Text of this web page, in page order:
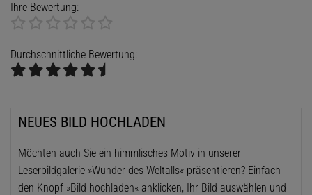
Ihre Bewertung:
Durchschnittliche Bewertung:
NEUES BILD HOCHLADEN
Möchten auch Sie ein himmlisches Motiv in unserer
Leserbildgalerie »Wunder des Weltalls« präsentieren? Einfach
den Knopf »Bild hochladen« anklicken, Ihr Bild auswählen und